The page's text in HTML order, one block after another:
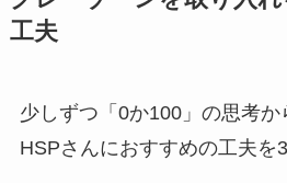
工夫
少しずつ「0か100」の思考か
HSPさんにおすすめの工夫を